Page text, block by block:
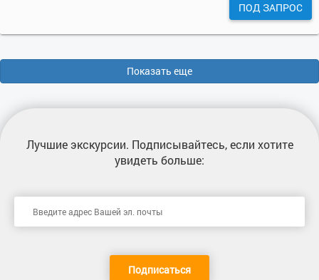
ПОД ЗАПРОС
Показать еще
Лучшие экскурсии. Подписывайтесь, если хотите
увидеть больше:
Подписаться